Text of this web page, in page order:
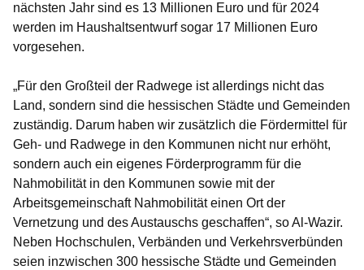
nächsten Jahr sind es 13 Millionen Euro und für 2024
werden im Haushaltsentwurf sogar 17 Millionen Euro
vorgesehen.
„Für den Großteil der Radwege ist allerdings nicht das
Land, sondern sind die hessischen Städte und Gemeinden
zuständig. Darum haben wir zusätzlich die Fördermittel für
Geh- und Radwege in den Kommunen nicht nur erhöht,
sondern auch ein eigenes Förderprogramm für die
Nahmobilität in den Kommunen sowie mit der
Arbeitsgemeinschaft Nahmobilität einen Ort der
Vernetzung und des Austauschs geschaffen“, so Al-Wazir.
Neben Hochschulen, Verbänden und Verkehrsverbünden
seien inzwischen 300 hessische Städte und Gemeinden